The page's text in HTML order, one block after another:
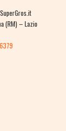
(RM) – Lazio